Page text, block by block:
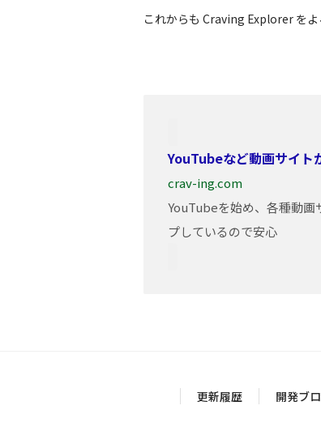
これからも Craving Explorer をよ
YouTubeなど動画サイト
crav-ing.com
YouTubeを始め、各種動画
プしているので安心
更新履歴 開発ブ